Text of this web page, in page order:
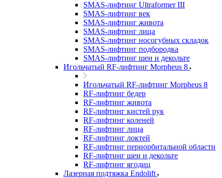
SMAS-лифтинг Ultraformer III
SMAS-лифтинг век
SMAS-лифтинг живота
SMAS-лифтинг лица
SMAS-лифтинг носогубных складок
SMAS-лифтинг подбородка
SMAS-лифтинг шеи и декольте
Игольчатый RF-лифтинг Morpheus 8
Игольчатый RF-лифтинг Morpheus 8
RF-лифтинг бедер
RF-лифтинг живота
RF-лифтинг кистей рук
RF-лифтинг коленей
RF-лифтинг лица
RF-лифтинг локтей
RF-лифтинг периорбитальной области
RF-лифтинг шеи и декольте
RF-лифтинг ягодиц
Лазерная подтяжка Endolift